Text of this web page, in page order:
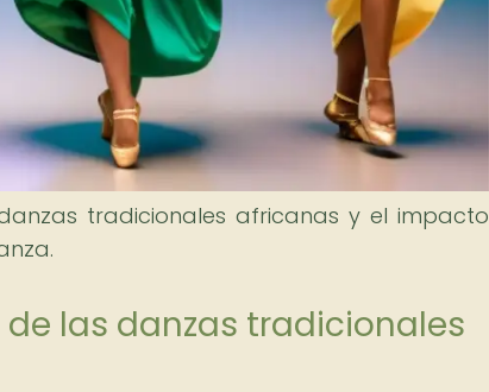
tradicionales africanas y el impacto
las danzas tradicionales